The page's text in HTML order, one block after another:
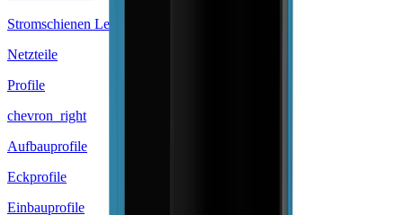
Stromschienen Leuchten
Netzteile
Profile
chevron_right
Aufbauprofile
Eckprofile
Einbauprofile